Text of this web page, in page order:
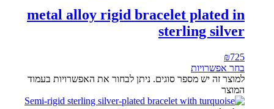
metal alloy rigid bracelet plated in
sterling silver
₪725
בחר אפשרויות
למוצר זה יש מספר סוגים. ניתן לבחור את האפשרויות בעמוד
המוצר